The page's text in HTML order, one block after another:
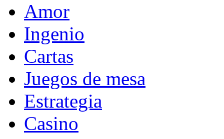
Amor
Ingenio
Cartas
Juegos de mesa
Estrategia
Casino